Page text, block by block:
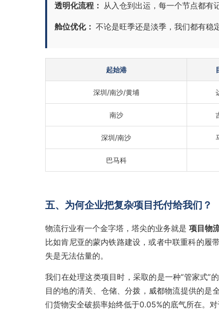
透明化流程： 从入仓到出运，每一个节点都有
舱位优化： 不论是旺季还是淡季，我们都有稳
起始港
深圳/南沙/黄埔
南沙
深圳/南沙
巴马科
五、为何企业把复杂项目托付给我们？
物流行业有一个金字塔，塔尖的业务就是项目物
比如肯尼亚的蒙内铁路建设，或者中联重科的履
失是无法估量的。
我们在处理这类项目时，采取的是一种“管家式”
目的地的清关、仓储、分拨，威都物流提供的是
们货物安全破损率始终低于0.05%的底气所在。